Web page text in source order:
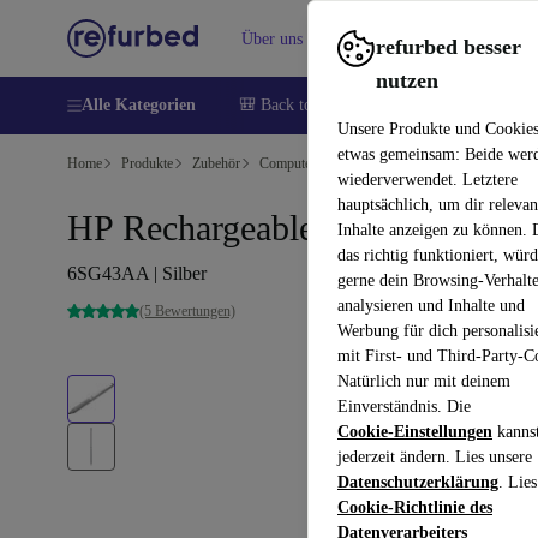
refurbed besser
nutzen
Unsere Produkte und
etwas gemeinsam: Beide
wiederverwendet. Letztere
hauptsächlich, um dir
Inhalte anzeigen zu können.
das richtig funktioniert,
gerne dein Browsing-
analysieren und Inhalte und
Werbung für dich
mit First- und Third-Party-
Natürlich nur mit deinem
Einverständnis. Die
Cookie-Einstellungen
jederzeit ändern. Lies unsere
Datenschutzerklärung.
Cookie-Richtlinie des
Datenverarbeiters
Über uns Verkaufen Hilfe
Alle Kategorien 🎒 Back to school
Home Produkte Zubehör Computer Zubehör
HP Rechargeable Active Pen G3
6SG43AA | Silber
(5 Bewertungen)